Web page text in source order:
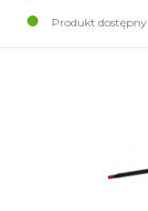
Produkt dostępny